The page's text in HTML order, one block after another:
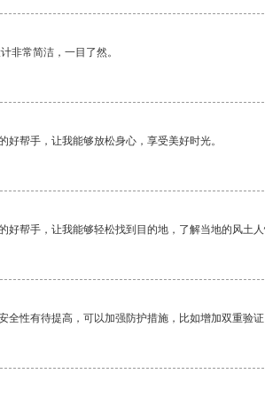
非常简洁，一目了然。
好帮手，让我能够放松身心，享受美好时光。
好帮手，让我能够轻松找到目的地，了解当地的风土
全性有待提高，可以加强防护措施，比如增加双重验